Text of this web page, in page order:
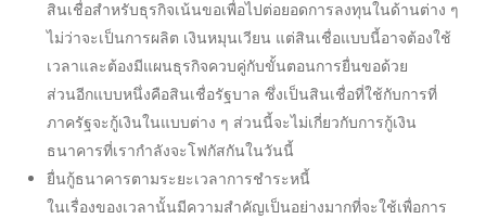
สินเชื่อสำหรับธุรกิจเน้นขอเพื่อไปต่อยอดการลงทุนในด้านต่าง ๆ
ไม่ว่าจะเป็นการผลิต เงินหมุนเวียน แต่สินเชื่อแบบนี้อาจต้องใช้
เวลาและต้องมีแผนธุรกิจควบคู่กับขั้นตอนการยื่นขอด้วย
ส่วนอีกแบบหนึ่งคือสินเชื่อรัฐบาล ซึ่งเป็นสินเชื่อที่ใช้กับการที่
ภาครัฐจะกู้เงินในแบบต่าง ๆ ส่วนนี้จะไม่เกี่ยวกับการกู้เงิน
ธนาคารที่เรากำลังจะโฟกัสกันในวันนี้
ยื่นกู้ธนาคารตามระยะเวลาการชำระหนี้
ในเรื่องของเวลานั้นมีความสำคัญเป็นอย่างมากที่จะใช้เพื่อการ